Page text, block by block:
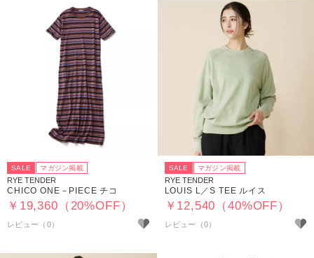
SALE マガジン掲載
RYE TENDER
CHICO ONE－PIECE チコ
￥19,360（20%OFF）
SALE マガジン掲載
RYE TENDER
LOUIS L／S TEE ルイス
￥12,540（40%OFF）